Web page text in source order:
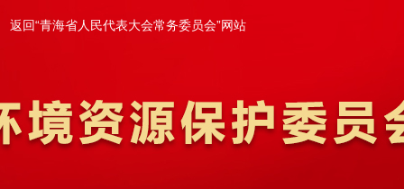
返回“青海省人民代表大会常务委员会”网站